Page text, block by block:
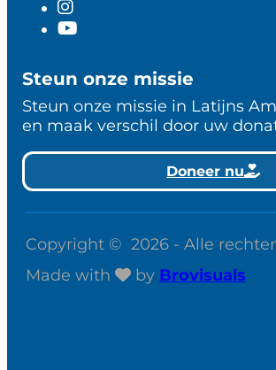
Steun onze missie
Steun onze missie in Latijns
en maak verschil door uw
Doneer nu
Copyright © 2026 - Alle
Made with
by Brovisuals